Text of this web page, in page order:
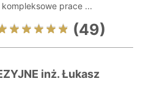
prace ...
(49)
inż. Łukasz